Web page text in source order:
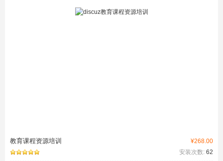
¥268.00
教育课程资源培训
安装次数: 62